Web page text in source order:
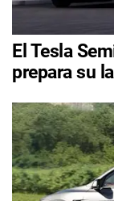
El Tesla
prepara su